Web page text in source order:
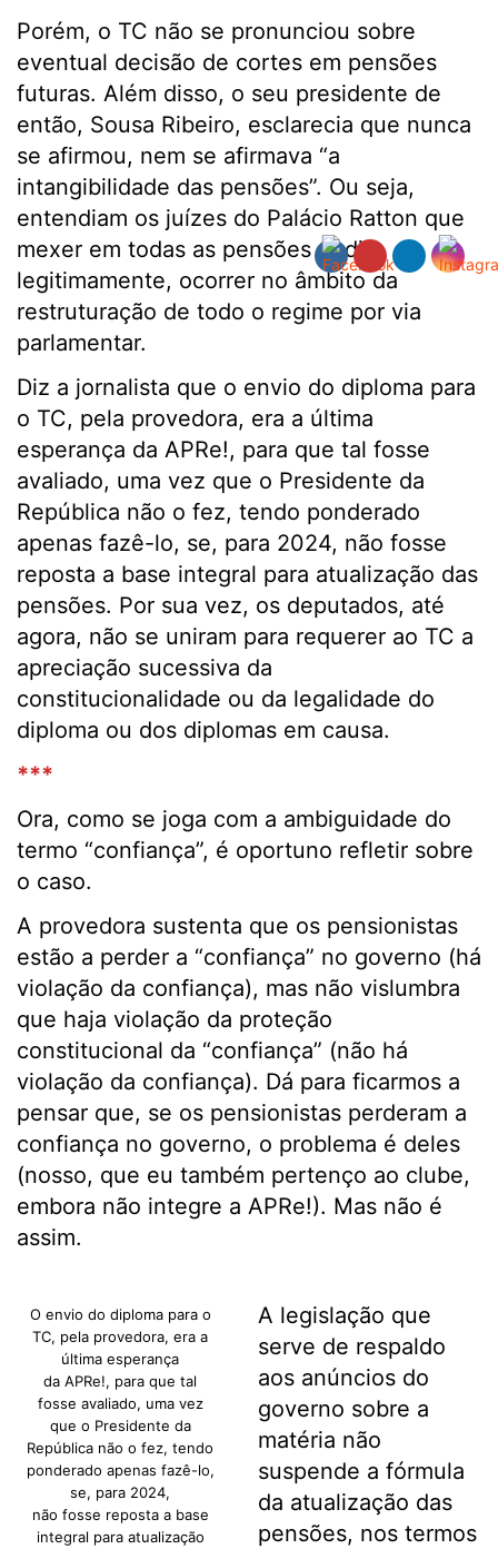
Porém, o TC não se pronunciou sobre
eventual decisão de cortes em pensões
futuras. Além disso, o seu presidente de
então, Sousa Ribeiro, esclarecia que nunca
se afirmou, nem se afirmava “a
intangibilidade das pensões”. Ou seja,
entendiam os juízes do Palácio Ratton que
mexer em todas as pensões podia,
legitimamente, ocorrer no âmbito da
restruturação de todo o regime por via
parlamentar.
Diz a jornalista que o envio do diploma para
o TC, pela provedora, era a última
esperança da APRe!, para que tal fosse
avaliado, uma vez que o Presidente da
República não o fez, tendo ponderado
apenas fazê-lo, se, para 2024, não fosse
reposta a base integral para atualização das
pensões. Por sua vez, os deputados, até
agora, não se uniram para requerer ao TC a
apreciação sucessiva da
constitucionalidade ou da legalidade do
diploma ou dos diplomas em causa.
***
Ora, como se joga com a ambiguidade do
termo “confiança”, é oportuno refletir sobre
o caso.
A provedora sustenta que os pensionistas
estão a perder a “confiança” no governo (há
violação da confiança), mas não vislumbra
que haja violação da proteção
constitucional da “confiança” (não há
violação da confiança). Dá para ficarmos a
pensar que, se os pensionistas perderam a
confiança no governo, o problema é deles
(nosso, que eu também pertenço ao clube,
embora não integre a APRe!). Mas não é
assim.
O envio do diploma para o
TC, pela provedora, era a
última esperança
da APRe!, para que tal
fosse avaliado, uma vez
que o Presidente da
República não o fez, tendo
ponderado apenas fazê-lo,
se, para 2024,
não fosse reposta a base
integral para atualização
A legislação que
serve de respaldo
aos anúncios do
governo sobre a
matéria não
suspende a fórmula
da atualização das
pensões, nos termos